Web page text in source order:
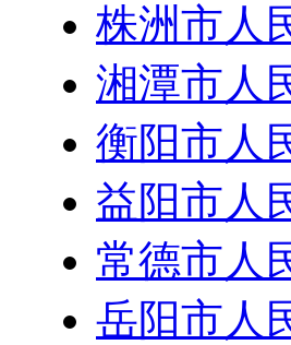
株洲市人
湘潭市人
衡阳市人
益阳市人
常德市人
岳阳市人